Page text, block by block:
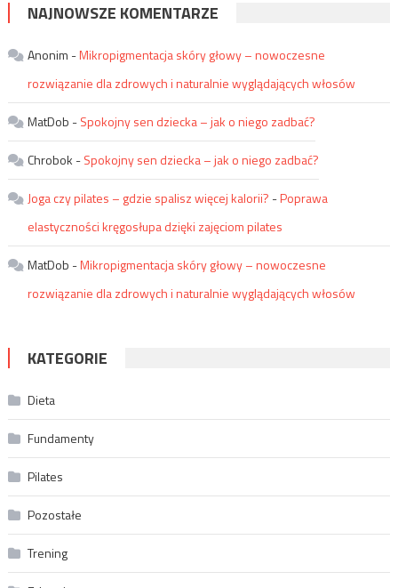
NAJNOWSZE KOMENTARZE
Anonim -Mikropigmentacja skóry głowy – nowoczesne
rozwiązanie dla zdrowych i naturalnie wyglądających włosów
MatDob -Spokojny sen dziecka – jak o niego zadbać?
Chrobok -Spokojny sen dziecka – jak o niego zadbać?
Joga czy pilates – gdzie spalisz więcej kalorii? -Poprawa
elastyczności kręgosłupa dzięki zajęciom pilates
MatDob -Mikropigmentacja skóry głowy – nowoczesne
rozwiązanie dla zdrowych i naturalnie wyglądających włosów
KATEGORIE
Dieta
Fundamenty
Pilates
Pozostałe
Trening